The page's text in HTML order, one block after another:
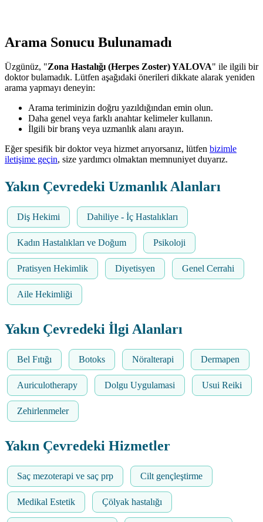
Arama Sonucu Bulunamadı
Üzgünüz, "Zona Hastalığı (Herpes Zoster) YALOVA" ile ilgili bir
doktor bulamadık. Lütfen aşağıdaki önerileri dikkate alarak yeniden
arama yapmayı deneyin:
Arama teriminizin doğru yazıldığından emin olun.
Daha genel veya farklı anahtar kelimeler kullanın.
İlgili bir branş veya uzmanlık alanı arayın.
Eğer spesifik bir doktor veya hizmet arıyorsanız, lütfen bizimle
iletişime geçin, size yardımcı olmaktan memnuniyet duyarız.
Yakın Çevredeki Uzmanlık Alanları
Diş Hekimi Dahiliye - İç Hastalıkları
Kadın Hastalıkları ve Doğum Psikoloji
Pratisyen Hekimlik Diyetisyen Genel Cerrahi
Aile Hekimliği
Yakın Çevredeki İlgi Alanları
Bel Fıtığı Botoks Nöralterapi Dermapen
Auriculotherapy Dolgu Uygulamasi Usui Reiki
Zehirlenmeler
Yakın Çevredeki Hizmetler
Saç mezoterapi ve saç prp Cilt gençleştirme
Medikal Estetik Çölyak hastalığı